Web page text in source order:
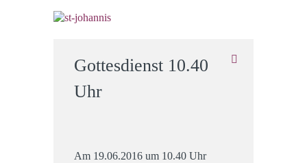
Gottesdienst 10.40
Uhr
Am 19.06.2016 um 10.40 Uhr